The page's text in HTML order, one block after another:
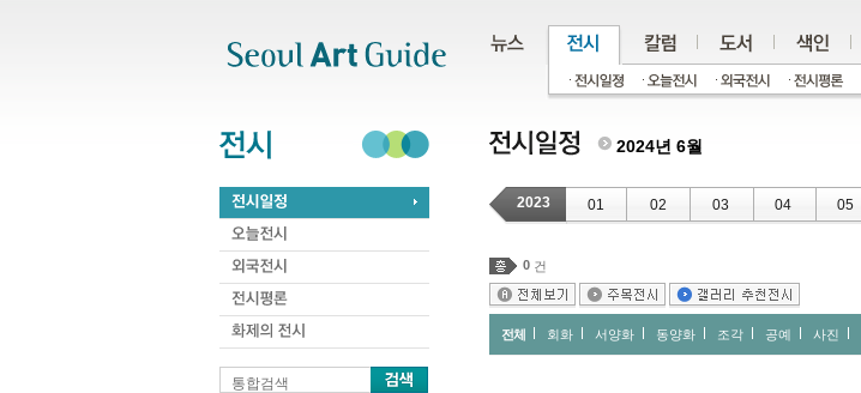
통합검색
2024년 6월
2023 01 02 03 04 05
0 건
전체 회화 서양화 동양화 조각 공예 사진